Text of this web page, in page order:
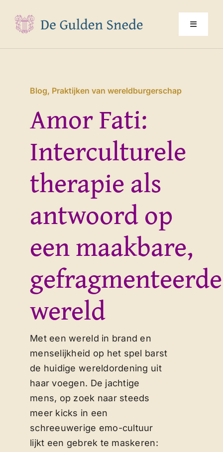
naar
inhoud
Toggle
Over ons
Programma
Jaarthema
Multimedia
Blog, Praktijken van wereldburgerschap
Amor Fati:
Interculturele
therapie als
antwoord op
een maakbare,
gefragmenteerde
wereld
Met een wereld in brand en
menselijkheid op het spel barst
de huidige wereldordening uit
haar voegen. De jachtige
mens, op zoek naar steeds
meer kicks in een
schreeuwerige emo-cultuur
lijkt een gebrek te maskeren: